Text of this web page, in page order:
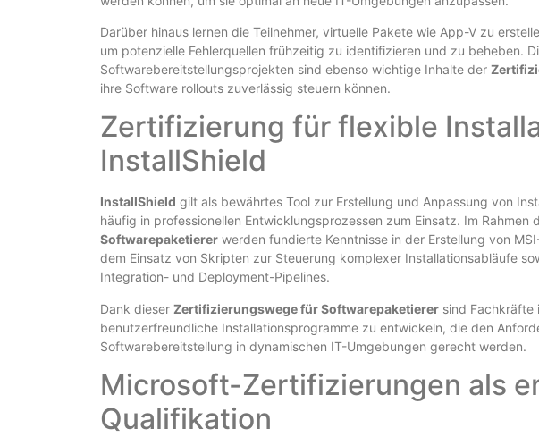
Darüber hinaus lernen die Teilnehmer, virtuelle Pakete wie App-V zu
um potenzielle Fehlerquellen frühzeitig zu identifizieren und zu beheben.
Softwarebereitstellungsprojekten sind ebenso wichtige Inhalte der
ihre Software rollouts zuverlässig steuern können.
Zertifizierung für flexible
InstallShield
InstallShield gilt als bewährtes Tool zur Erstellung und Anpassung von
häufig in professionellen Entwicklungsprozessen zum Einsatz. Im Rahmen
Softwarepaketierer werden fundierte Kenntnisse in der Erstellung von
dem Einsatz von Skripten zur Steuerung komplexer Installationsabläufe
Integration- und Deployment-Pipelines.
Dank dieser Zertifizierungswege für Softwarepaketierer sind Fachkräfte
benutzerfreundliche Installationsprogramme zu entwickeln, die den
Softwarebereitstellung in dynamischen IT-Umgebungen gerecht werden.
Microsoft-Zertifizierungen als
Qualifikation